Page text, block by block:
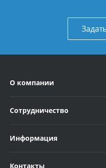
О компании
Сотрудничество
Информация
Контакты